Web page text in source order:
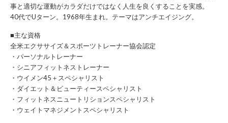
事と適切な運動がカラダだけではなく人生を良くすることを実感。
40代でUターン。1968年生まれ。テーマはアンチエイジング。
■主な資格
全米エクササイズ＆スポーツトレーナー協会認定
・パーソナルトレーナー
・シニアフィットネストレーナー
・ウイメン45＋スペシャリスト
・ダイエット＆ビューティースペシャリスト
・フィットネスニュートリションスペシャリスト
・ウェイトマネジメントスペシャリスト